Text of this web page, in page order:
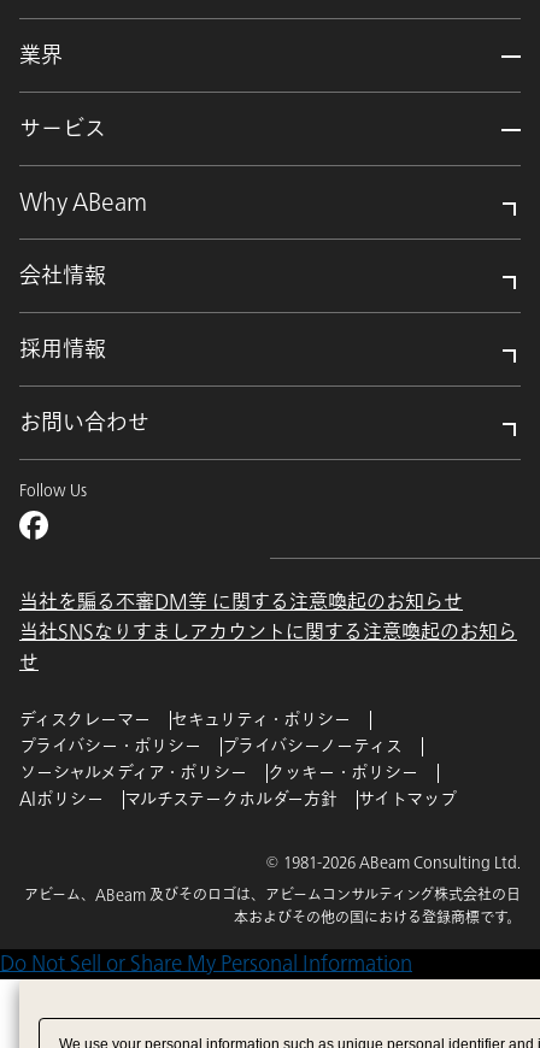
業界
サービス
Why ABeam
会社情報
採用情報
お問い合わせ
Follow Us
当社を騙る不審DM等 に関する注意喚起のお知らせ
当社SNSなりすましアカウントに関する注意喚起のお知ら
せ
ディスクレーマー
セキュリティ・ポリシー
プライバシー・ポリシー
プライバシーノーティス
ソーシャルメディア・ポリシー
クッキー・ポリシー
AIポリシー
マルチステークホルダー方針 サイトマップ
© 1981-2026 ABeam Consulting Ltd.
アビーム、ABeam 及びそのロゴは、アビームコンサルティング株式会社の日
本およびその他の国における登録商標です。
Do Not Sell or Share My Personal Information
We use your personal information such as unique personal identifier